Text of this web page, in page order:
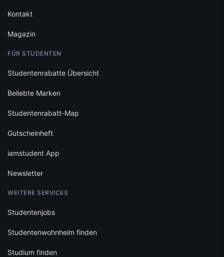
Kontakt
Magazin
FÜR STUDENTEN
Studentenrabatte Übersicht
Beliebte Marken
Studentenrabatt-Map
Gutscheinheft
iamstudent App
Newsletter
WEITERE SERVICES
Studentenjobs
Studentenwohnheim finden
Studium finden